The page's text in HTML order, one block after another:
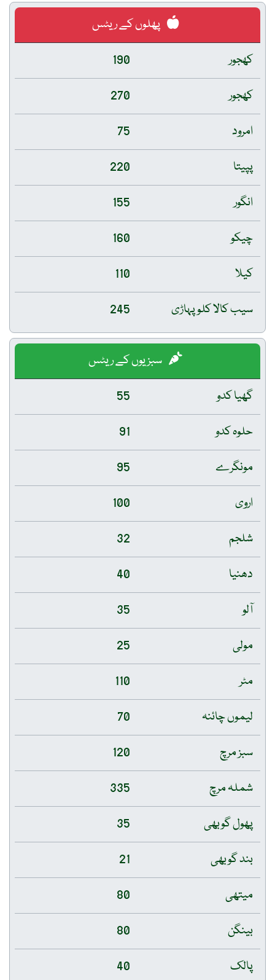
پھلوں کے ریٹس
کھجور
190
کھجور
270
امرود
75
پپیتا
220
انگور
155
چیکو
160
کیلا
110
سیب کالا کلو پہاڑی
245
سبزیوں کے ریٹس
گھیا کدو
55
حلوہ کدو
91
مونگرے
95
اروی
100
شلجم
32
دھنیا
40
آلو
35
مولی
25
مٹر
110
لیموں چائنہ
70
سبز مرچ
120
شملہ مرچ
335
پھول گوبھی
35
بند گوبھی
21
میتھی
80
بینگن
80
پالک
40